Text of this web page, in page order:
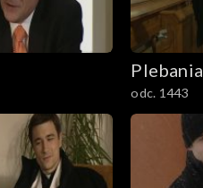
Plebania
odc. 1443